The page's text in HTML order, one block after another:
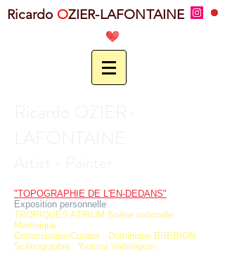
Ricardo OZIER-LAFONTAINE
"TOPOGRAPHIE DE L'EN-DEDANS"
Exposition personnelle
TROPIQUES ATRIUM Scène nationale
Martinique
Commissaire/Curator : Dominique BREBION
Scénographie : Yvanna Vaitilingom